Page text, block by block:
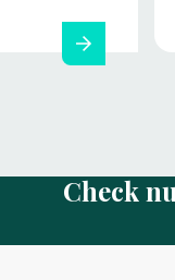
Check